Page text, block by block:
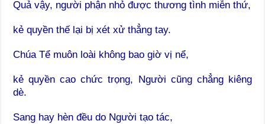
Quả vậy, người phận nhỏ được thương tình miễn thứ,
kẻ quyền thế lại bị xét xử thẳng tay.
Chúa Tể muôn loài không bao giờ vị nể,
kẻ quyền cao chức trọng, Người cũng chẳng kiêng
dè.
Sang hay hèn đều do Người tạo tác,